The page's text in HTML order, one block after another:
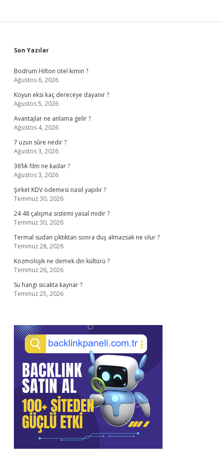
Sidebar
Son Yazılar
Bodrum Hilton otel kimin ?
Ağustos 6, 2026
Koyun eksi kaç dereceye dayanır ?
Ağustos 5, 2026
Avantajlar ne anlama gelir ?
Ağustos 4, 2026
7 uzun sûre nedir ?
Ağustos 3, 2026
36’lık film ne kadar ?
Ağustos 3, 2026
Şirket KDV ödemesi nasıl yapılır ?
Temmuz 30, 2026
24 48 çalışma sistemi yasal mıdır ?
Temmuz 30, 2026
Termal sudan çıktıktan sonra duş almazsak ne olur ?
Temmuz 28, 2026
Kozmolojik ne demek din kültürü ?
Temmuz 26, 2026
Su hangi sıcakta kaynar ?
Temmuz 25, 2026